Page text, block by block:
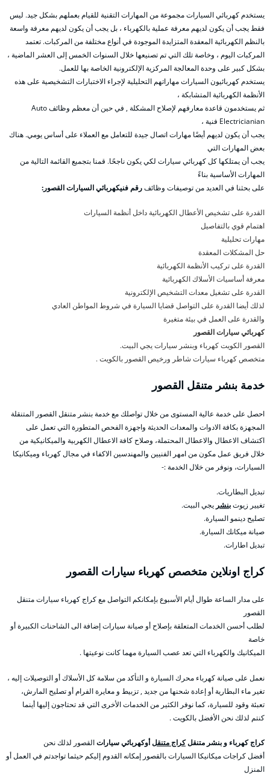
يستخدم كهربائي السيارات مجموعة من المهارات التقنية للقيام بعملهم بشكل جيد. ليس
فقط يجب أن يكون لديهم معرفة عملية بالكهرباء ، بل يجب أن يكون لديهم معرفة واسعة
بالنظم الكهربائية المعقدة المتزايدة الموجودة في أنواع مختلفة من المركبات. تعتمد
المركبات اليوم ، وخاصة تلك التي تم تصنيعها خلال السنوات الخمس إلى العشر الماضية ،
بشكل كبير على وحدة المعالجة المركزية الإلكترونية الخاصة بها للعمل.
يستخدم كهربائيون السيارات مهاراتهم التحليلية لإجراء الاختبارات التشخيصية على هذه
الأنظمة الكهربائية المتشابكة ،
ثم يستخدمون قاعدة معارفهم لإصلاح المشكلة , في حين أن معظم وظائف Auto
Electricianian فنية ،
يجب أن يكون لديهم أيضًا مهارات اتصال جيدة للتعامل مع العملاء على أساس يومي. هناك
بعض المهارات التي
يجب أن يمتلكها كل كهربائي سيارات لكي يكون ناجحًا. قمنا بتجميع القائمة التالية من
المهارات الأساسية بناءً
على بحثنا في العديد من توصيفات وظائفرقم فنيكهربائي السيارات القصور:
القدرة على تشخيص الأعطال الكهربائية داخل أنظمة السيارات
اهتمام قوي بالتفاصيل
مهارات تحليلية
حل المشكلات المعقدة
القدرة على تركيب الأنظمة الكهربائية
معرفة أساسيات الأسلاك الكهربائية
القدرة على تشغيل معدات التشخيص الإلكترونية
لذلك أيضا القدرة على التواصل قضايا السيارة في شروط المواطن العادي
والقدرة على العمل في بيئة متغيرة
كهربائي سيارات القصور
القصور الكويت كهرباء وبنشر سيارات يجي البيت.
متخصص كهرباء سيارات شاطر ورخيص القصور بالكويت .
خدمة بنشر متنقل القصور
احصل على خدمة عالية المستوى من خلال تواصلك مع خدمة بنشر متنقل القصور المتنقلة
المجهزة بكافة الادوات والمعدات الحديثة واجهزة الفحص المتطورة التي تعمل على
اكتشاف الاعطال والاعطال المحتملة، وصلاح كافة الاعطال الكهربية والميكانيكية من
خلال فريق عمل مكون من امهر الفنيين والمهندسين الاكفاء في مجال كهرباء وميكانيكا
السيارات، ونوفر من خلال الخدمة :-
تبديل البطاريات.
تغيير زيوتبنشر يجي البيت.
تصليح دينمو السيارة.
صيانة ميكانك السيارة.
تبديل اطارات.
كراج اونلاين متخصص كهرباء سيارات القصور
على مدار الساعة طوال أيام الأسبوع بإمكانكم التواصل مع كراج كهرباء سيارات متنقل
القصور
لطلب أحسن الخدمات المتعلقة بإصلاح أو صيانة سيارات إضافة الى الشاحنات الكبيرة أو
خاصة
الميكانيك والكهرباء التي تعد عصب السيارة مهما كانت نوعيتها .
نعمل على صيانة كهرباء محرك السيارة و التأكد من سلامة كل الأسلاك أو التوصيلات إليه ،
تغير ماء البطارية أو إعادة شحنها من جديد , تزبيط و معايرة الفرام أو تصليح المارش،
تعبئة وقود للسيارة، كما نوفر الكثير من الخدمات الأخرى التي قد تحتاجون إليها أينما
كنتم لذلك نحن الأفضل بالكويت .
كراج كهرباء و بنشر متنقلكراج متنقلأوكهربائي سياراتالقصور لذلك نحن
أفضل كراجات ميكانيكا السيارات بالقصور إمكانه القدوم إليكم حيثما تواجدتم في العمل أو
المنزل